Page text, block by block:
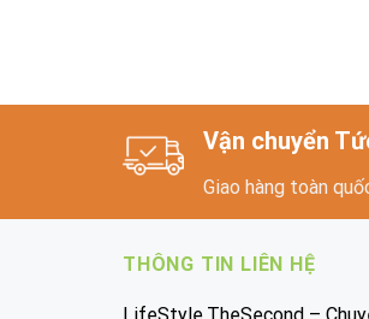
Vận chuyển
Giao hàng toàn
THÔNG TIN LIÊN HỆ